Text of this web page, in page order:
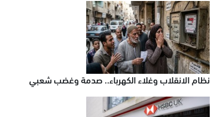
نظام الانقلاب وغلاء الكهرباء.. صدمة وغضب شعبي